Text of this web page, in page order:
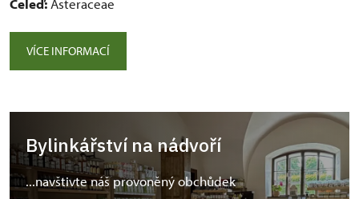
Čeleď: Asteraceae
VÍCE INFORMACÍ
Bylinkářství na nádvoří
...navštivte náš provoněný obchůdek